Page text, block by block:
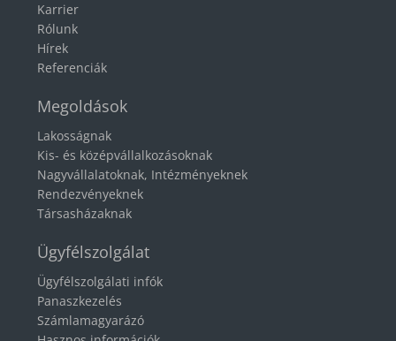
Karrier
Rólunk
Hírek
Referenciák
Megoldások
Lakosságnak
Kis- és középvállalkozásoknak
Nagyvállalatoknak, Intézményeknek
Rendezvényeknek
Társasházaknak
Ügyfélszolgálat
Ügyfélszolgálati infók
Panaszkezelés
Számlamagyarázó